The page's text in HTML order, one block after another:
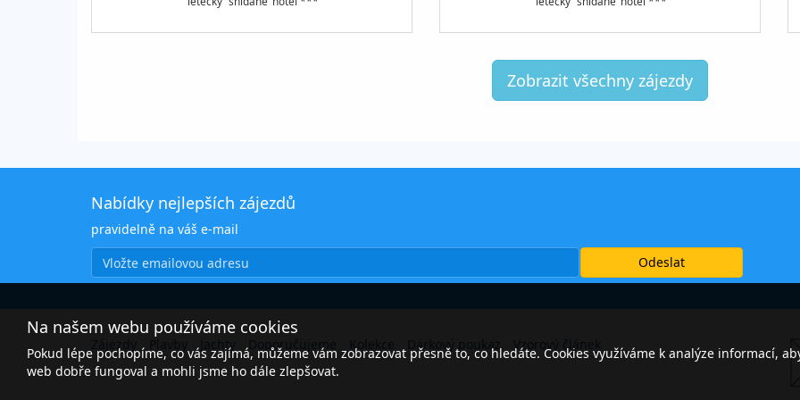
Zobrazit všechny zájezdy
Nabídky nejlepších zájezdů
pravidelně na váš e-mail
Zájezdy Jachty Doporučujeme Kolekce Dárkový poukaz Vzorový článek
Na našem webu používáme cookies
Pokud lépe pochopíme, co vás zajímá, můžeme vám zobrazovat přesně to, co hledáte. Cookies využíváme k analýze informací,
web dobře fungoval a mohli jsme ho dále zlepšovat.